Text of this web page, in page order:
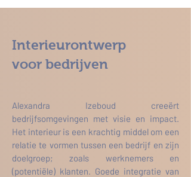
Interieurontwerp
voor bedrijven
Alexandra Izeboud creeërt
bedrijfsomgevingen met visie en impact.
Het interieur is een krachtig middel om een
relatie te vormen tussen een bedrijf en zijn
doelgroep; zoals werknemers en
(potentiële) klanten. Goede integratie van